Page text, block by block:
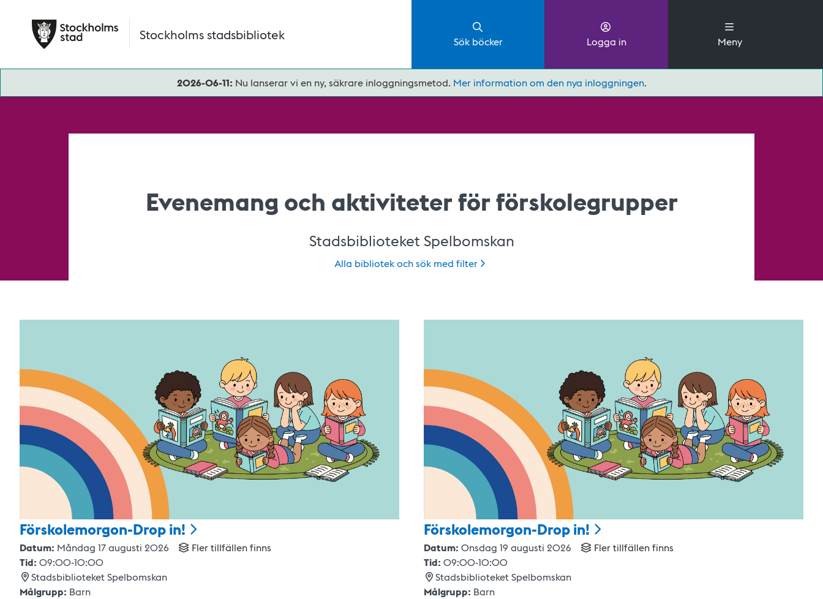
Stockholms stadsbibliotek Sök böcker Logga in Meny
2026-06-11: Nu lanserar vi en ny, säkrare inloggningsmetod. Mer information om den nya inloggningen.
Evenemang och aktiviteter för förskolegrupper
Stadsbiblioteket Spelbomskan
Alla bibliotek och sök med filter
Förskolemorgon-Dropin!
Datum: Måndag 17 augusti 2026
Fler tillfällen finns
Tid: 09:00-10:00
Stadsbiblioteket Spelbomskan
Målgrupp: Barn
Förskolemorgon-Dropin!
Datum: Onsdag 19 augusti 2026
Fler tillfällen finns
Tid: 09:00-10:00
Stadsbiblioteket Spelbomskan
Målgrupp: Barn